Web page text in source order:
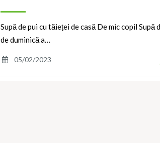
Supă de pui cu tăieței de casă De mic copil Supă
de duminică a…
05/02/2023